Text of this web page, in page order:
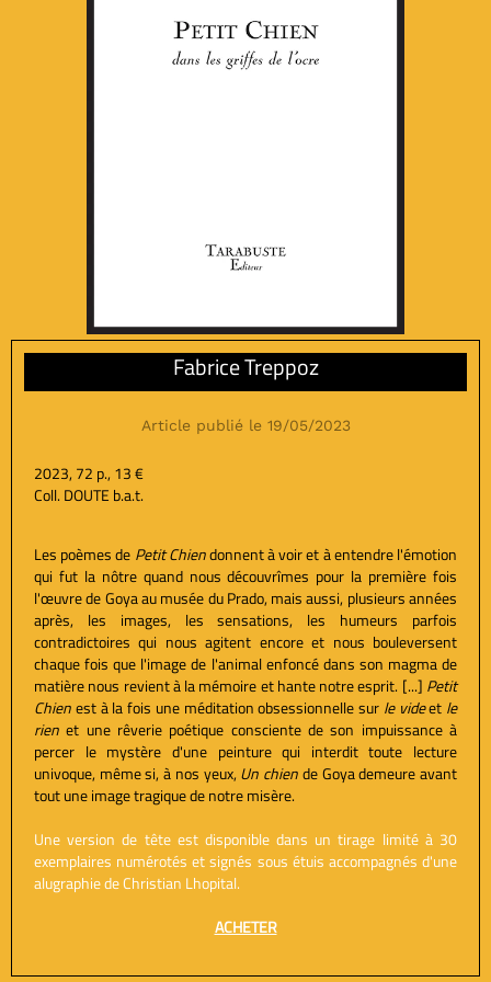
Fabrice Treppoz
Article publié le 19/05/2023
2023, 72 p., 13 €
Coll. DOUTE b.a.t.
Les poèmes de Petit Chiendonnent à voir et à entendre l'émotion
qui fut la nôtre quand nous découvrîmes pour la première fois
l'œuvre de Goya au musée du Prado, mais aussi, plusieurs années
après, les images, les sensations, les humeurs parfois
contradictoires qui nous agitent encore et nous bouleversent
chaque fois que l'image de l'animal enfoncé dans son magma de
matière nous revient à la mémoire et hante notre esprit. [...] Petit
Chienest à la fois une méditation obsessionnelle sur le videet le
rienet une rêverie poétique consciente de son impuissance à
percer le mystère d'une peinture qui interdit toute lecture
univoque, même si, à nos yeux,Un chiende Goya demeure avant
tout une image tragique de notre misère.
Une version de tête est disponible dans un tirage limité à 30
exemplaires numérotés et signés sous étuis accompagnés d'une
alugraphie de Christian Lhopital.
ACHETER